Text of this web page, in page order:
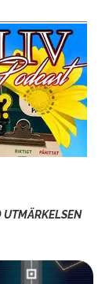
UTMÄRKELSEN